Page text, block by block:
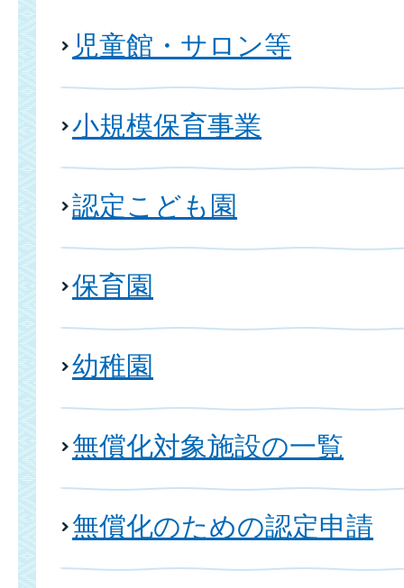
児童館・サロン等
小規模保育事業
認定こども園
保育園
幼稚園
無償化対象施設の一覧
無償化のための認定申請